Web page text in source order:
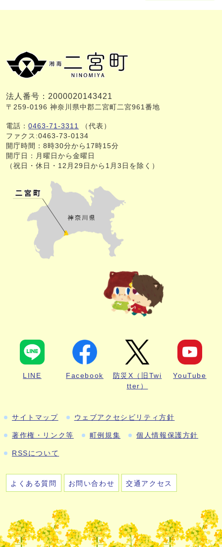
法人番号：2000020143421
〒259-0196 神奈川県中郡二宮町二宮961番地
電話： 0463-71-3311
（代表）
ファクス:0463-73-0134
開庁時間：8時30分から17時15分
開庁日：月曜日から金曜日
（祝日・休日・12月29日から1月3日を除く）
LINE Facebook
防災X（旧Twi
tter）
YouTube
サイトマップ ウェブアクセシビリティ方針
著作権・リンク等 町例規集 個人情報保護方針
RSSについて
よくある質問 お問い合わせ 交通アクセス